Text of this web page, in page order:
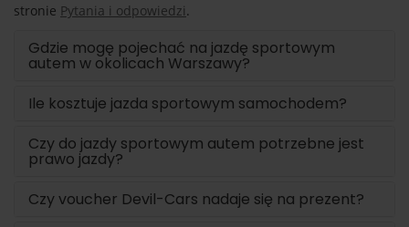
stronie Pytania i odpowiedzi.
Gdzie mogę pojechać na jazdę sportowym
autem w okolicach Warszawy?
Ile kosztuje jazda sportowym samochodem?
Czy do jazdy sportowym autem potrzebne jest
prawo jazdy?
Czy voucher Devil-Cars nadaje się na prezent?